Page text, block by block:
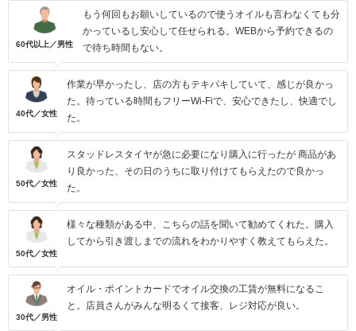
60代以上／男性
もう何回もお願いしているので使うオイルも言わなくても分
かっているし安心して任せられる。WEBから予約できるの
で待ち時間もない。
40代／女性
作業が早かったし、店の方もテキパキしていて、感じが良かっ
た。待っている時間もフリーWi-Fiで、安心できたし、快適でし
た。
50代／女性
スタッドレスタイヤが急に必要になり購入に行ったが 商品があ
り良かった、その日のうちに取り付けてもらえたので良かっ
た。
50代／女性
様々な種類がある中、こちらの話を聞いて勧めてくれた。購入
してから引き渡しまでの流れをわかりやすく教えてもらえた。
30代／男性
オイル・ポイントカードでオイル交換の工賃が無料になるこ
と。店員さんがみんな明るくて接客、レジ対応が良い。